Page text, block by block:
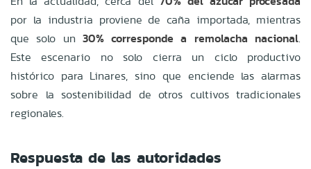
por la industria proviene de caña importada, mientras
que solo un 30% corresponde a remolacha nacional.
Este escenario no solo cierra un ciclo productivo
histórico para Linares, sino que enciende las alarmas
sobre la sostenibilidad de otros cultivos tradicionales
regionales.
Respuesta de las autoridades